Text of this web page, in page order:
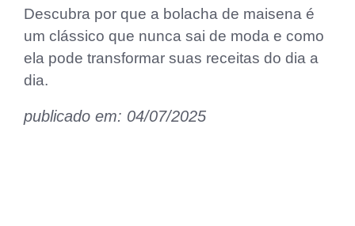
Descubra por que a bolacha de maisena é
um clássico que nunca sai de moda e como
ela pode transformar suas receitas do dia a
dia.
publicado em: 04/07/2025